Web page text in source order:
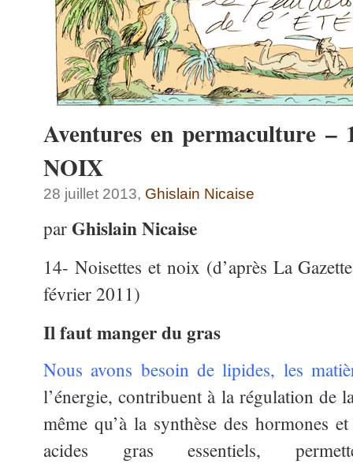
Aventures en permaculture
NOIX
28 juillet 2013, Ghislain Nicaise
parGhislain Nicaise
14- Noisettes et noix (d’après La
février 2011)
Il faut manger du gras
Nous avons besoin de lipides, les
l’énergie, contribuent à la régulation de
même qu’à la synthèse des hormones
acides gras essentiels,